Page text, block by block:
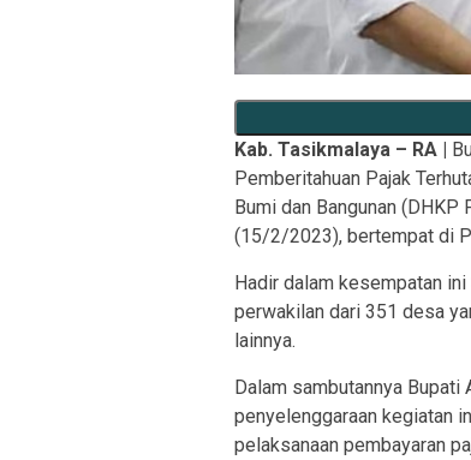
Kab. Tasikmalaya – RA |
Pemberitahuan Pajak
Bumi dan Bangunan
(15/2/2023), bertempat di
Hadir dalam kesempatan ini
perwakilan dari 351 desa
lainnya.
Dalam sambutannya Bupati
penyelenggaraan kegiatan
pelaksanaan pembayaran